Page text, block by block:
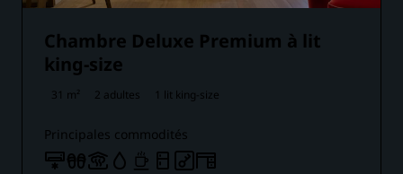
Chambre Deluxe Premium à lit
king-size
31 m² 2 adultes 1 lit king-size
Principales commodités